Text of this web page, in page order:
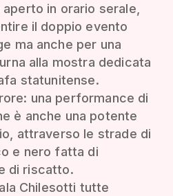
in orario serale,
il doppio evento
ma anche per una
alla mostra dedicata
statunitense.
una performance di
è anche una potente
attraverso le strade di
e nero fatta di
di riscatto.
Chilesotti tutte